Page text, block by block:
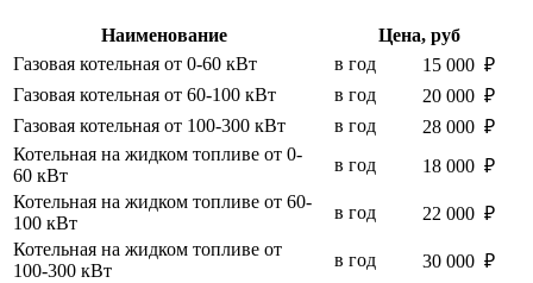
Наименование
Цена, руб
Газовая котельная от 0-60 кВт
в год
15 000 ₽
Газовая котельная от 60-100 кВт
в год
20 000 ₽
Газовая котельная от 100-300 кВт
в год
28 000 ₽
Котельная на жидком топливе от 0-
60 кВт
в год
18 000 ₽
Котельная на жидком топливе от 60-
100 кВт
в год
22 000 ₽
Котельная на жидком топливе от
100-300 кВт
в год 30 000 ₽